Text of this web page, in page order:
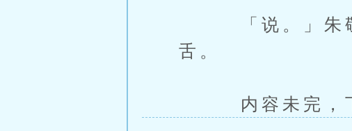
「说。」朱敬
舌。
内容未完，下